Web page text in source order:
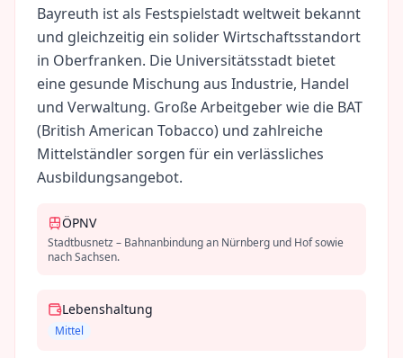
Bayreuth ist als Festspielstadt weltweit bekannt
und gleichzeitig ein solider Wirtschaftsstandort
in Oberfranken. Die Universitätsstadt bietet
eine gesunde Mischung aus Industrie, Handel
und Verwaltung. Große Arbeitgeber wie die BAT
(British American Tobacco) und zahlreiche
Mittelständler sorgen für ein verlässliches
Ausbildungsangebot.
ÖPNV
Stadtbusnetz – Bahnanbindung an Nürnberg und Hof sowie
nach Sachsen.
Lebenshaltung
Mittel